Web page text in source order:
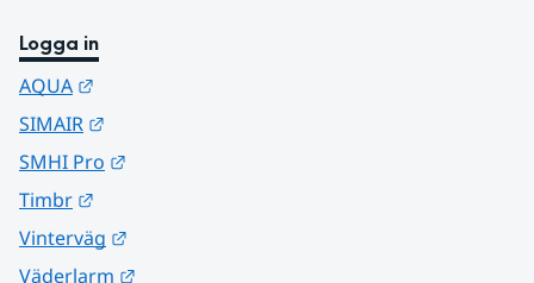
Logga in
AQUA
SIMAIR
SMHI Pro
Timbr
Vinterväg
Väderlarm